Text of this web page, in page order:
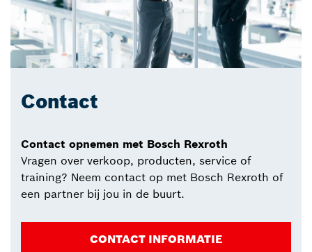
Contact
Contact opnemen met Bosch Rexroth
Vragen over verkoop, producten, service of
training? Neem contact op met Bosch Rexroth of
een partner bij jou in de buurt.
CONTACT INFORMATIE